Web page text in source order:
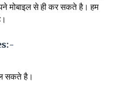
मोबाइल से ही कर सकते है। हम
सकते है।